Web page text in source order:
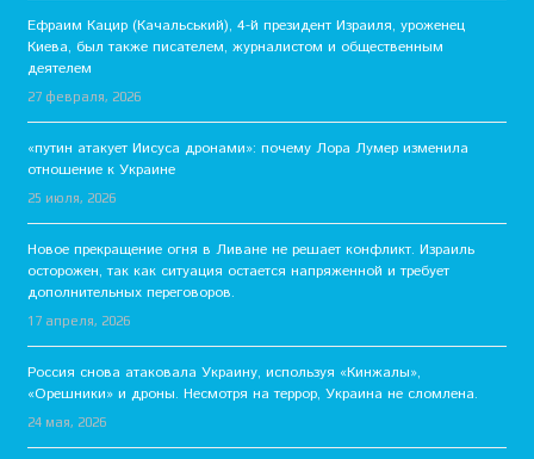
Ефраим Кацир (Качальський), 4-й президент Израиля, уроженец
Киева, был также писателем, журналистом и общественным
деятелем
27 февраля, 2026
«путин атакует Иисуса дронами»: почему Лора Лумер изменила
отношение к Украине
25 июля, 2026
Новое прекращение огня в Ливане не решает конфликт. Израиль
осторожен, так как ситуация остается напряженной и требует
дополнительных переговоров.
17 апреля, 2026
Россия снова атаковала Украину, используя «Кинжалы»,
«Орешники» и дроны. Несмотря на террор, Украина не сломлена.
24 мая, 2026